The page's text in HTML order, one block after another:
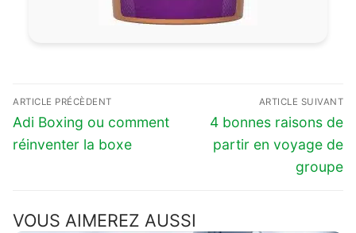
Navigation
de
l’article
ARTICLE PRÉCÈDENT
Previous
post:
Adi Boxing ou comment
réinventer la boxe
ARTICLE SUIVANT
Next
post:
4 bonnes raisons de
partir en voyage de
groupe
VOUS AIMEREZ AUSSI